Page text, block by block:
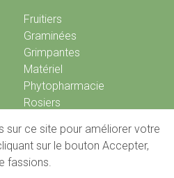
Fruitiers
Graminées
Grimpantes
Matériel
Phytopharmacie
Rosiers
sur ce site pour améliorer votre
sur le bouton Accepter,
fassions.